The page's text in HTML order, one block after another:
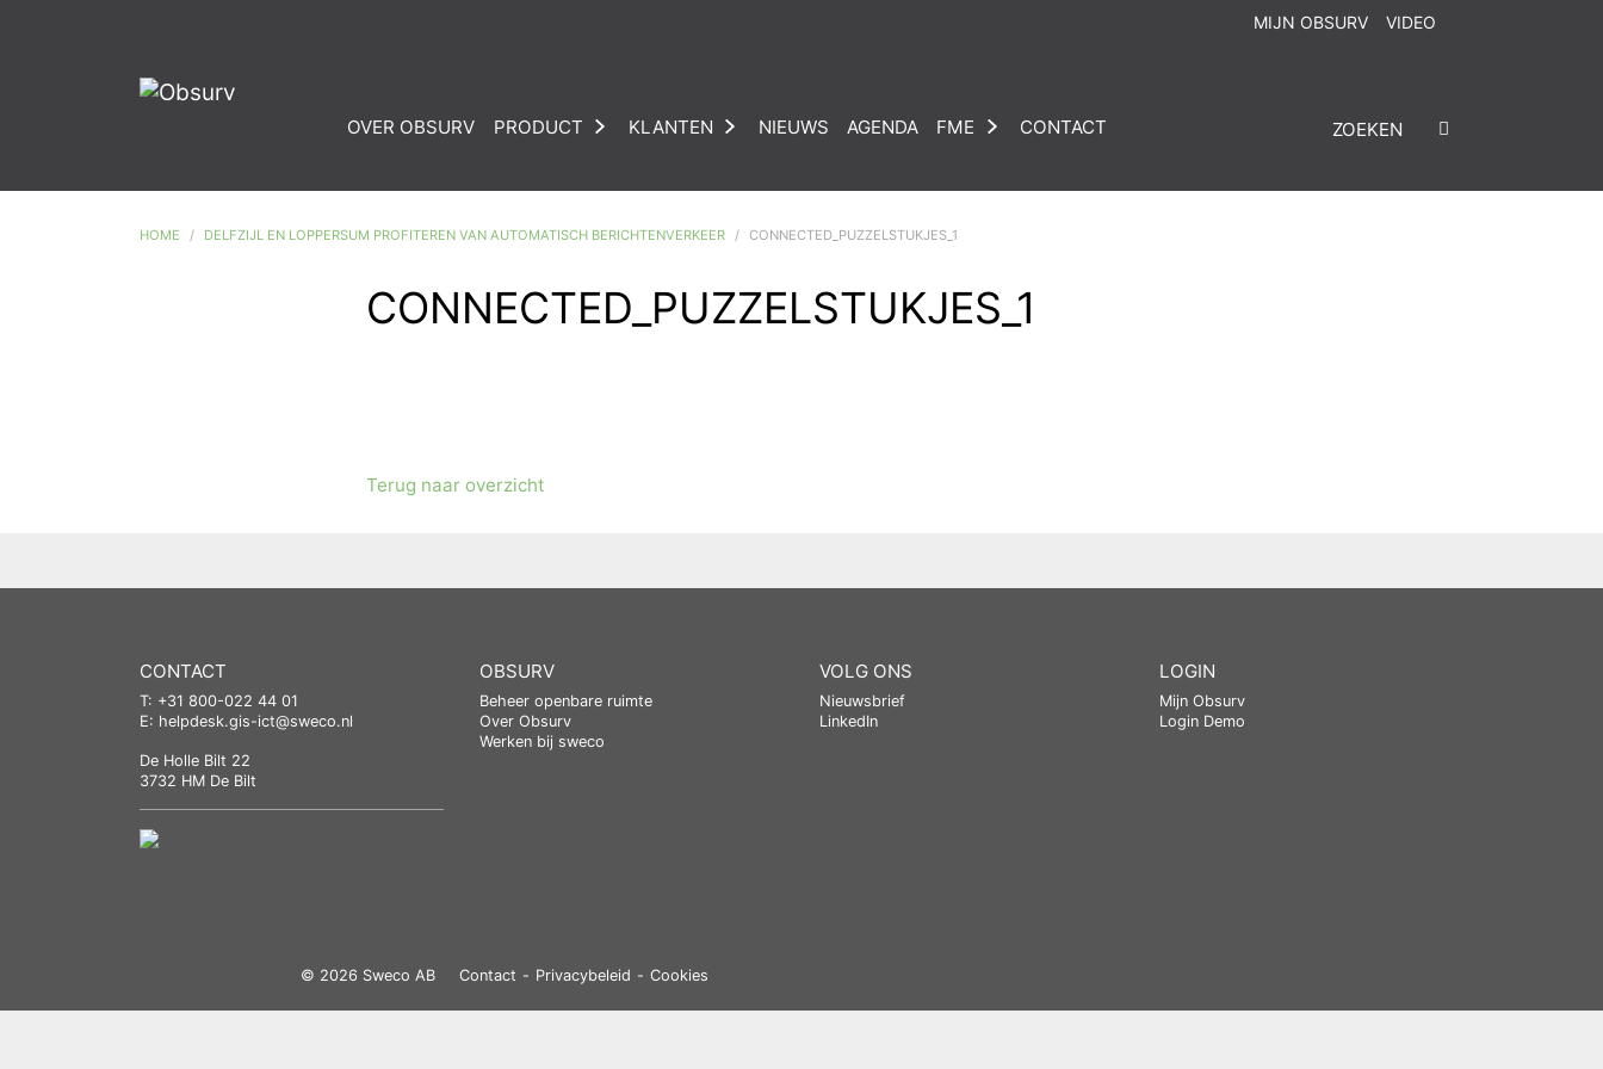
OVER OBSURV PRODUCT KLANTEN NIEUWS AGENDA FME CONTACT
MIJN OBSURV VIDEO
HOME DELFZIJL EN LOPPERSUM PROFITEREN VAN AUTOMATISCH BERICHTENVERKEER CONNECTED_PUZZELSTUKJES_1
CONNECTED_PUZZELSTUKJES_1
Terug naar overzicht
CONTACT
T: +31 800-022 44 01
E: helpdesk.gis-ict@sweco.nl
De Holle Bilt 22
3732 HM De Bilt
OBSURV
Beheer openbare ruimte
Over Obsurv
Werken bij sweco
VOLG ONS
Nieuwsbrief
LinkedIn
LOGIN
Mijn Obsurv
Login Demo
© 2026 Sweco AB Contact Privacybeleid Cookies